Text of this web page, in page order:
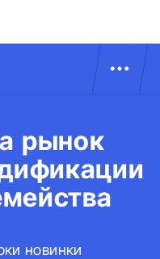
рынок
новинки